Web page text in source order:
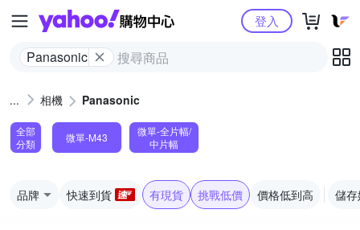
Yahoo購物中心
Panasonic
登入
相機 Panasonic
全部
分類
微單-M43
微單-全片幅/
中片幅
品牌 快速到貨 有現貨 挑戰低價 價格低到高 儲